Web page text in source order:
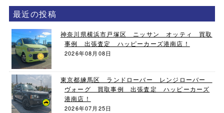
最近の投稿
神奈川県横浜市戸塚区 ニッサン オッティ 買取
事例 出張査定 ハッピーカーズ港南店！
2026年08月08日
東京都練馬区 ランドローバー レンジローバー
ヴォーグ 買取事例 出張査定 ハッピーカーズ
港南店！
2026年07月25日